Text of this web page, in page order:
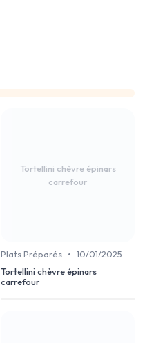
Tortellini chèvre épinars
carrefour
Plats Préparés • 10/01/2025
Tortellini chèvre épinars
carrefour